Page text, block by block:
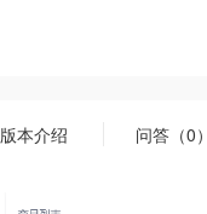
版本介绍 问答（0）